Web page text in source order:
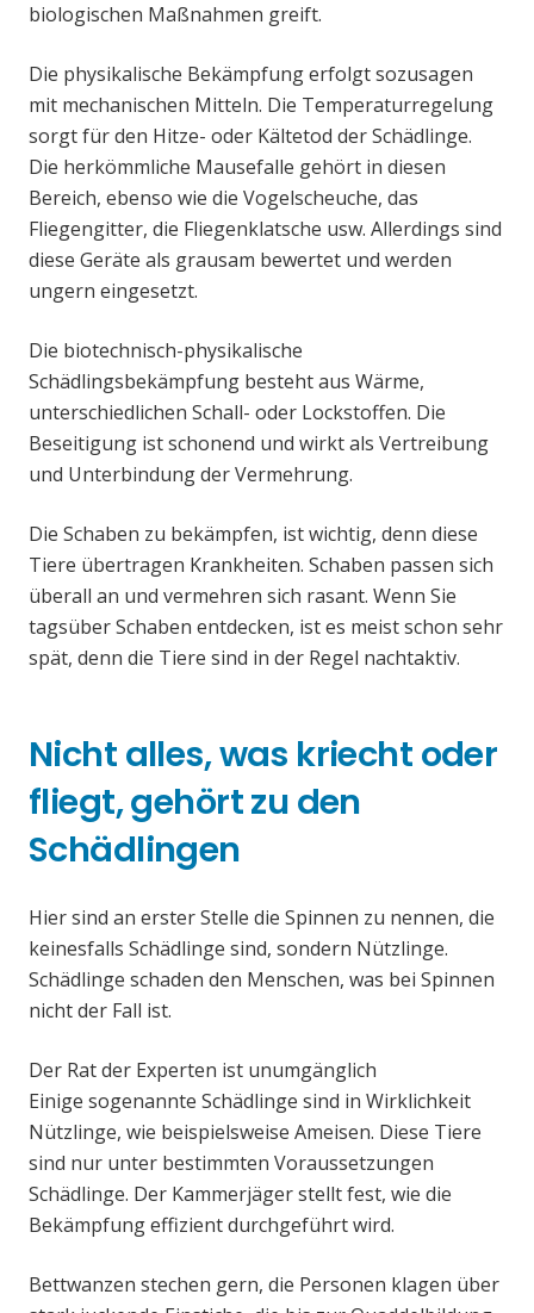
biologischen Maßnahmen greift.
Die physikalische Bekämpfung erfolgt sozusagen
mit mechanischen Mitteln. Die Temperaturregelung
sorgt für den Hitze- oder Kältetod der Schädlinge.
Die herkömmliche Mausefalle gehört in diesen
Bereich, ebenso wie die Vogelscheuche, das
Fliegengitter, die Fliegenklatsche usw. Allerdings sind
diese Geräte als grausam bewertet und werden
ungern eingesetzt.
Die biotechnisch-physikalische
Schädlingsbekämpfung besteht aus Wärme,
unterschiedlichen Schall- oder Lockstoffen. Die
Beseitigung ist schonend und wirkt als Vertreibung
und Unterbindung der Vermehrung.
Die Schaben zu bekämpfen, ist wichtig, denn diese
Tiere übertragen Krankheiten. Schaben passen sich
überall an und vermehren sich rasant. Wenn Sie
tagsüber Schaben entdecken, ist es meist schon sehr
spät, denn die Tiere sind in der Regel nachtaktiv.
Nicht alles, was kriecht oder
fliegt, gehört zu den
Schädlingen
Hier sind an erster Stelle die Spinnen zu nennen, die
keinesfalls Schädlinge sind, sondern Nützlinge.
Schädlinge schaden den Menschen, was bei Spinnen
nicht der Fall ist.
Der Rat der Experten ist unumgänglich
Einige sogenannte Schädlinge sind in Wirklichkeit
Nützlinge, wie beispielsweise Ameisen. Diese Tiere
sind nur unter bestimmten Voraussetzungen
Schädlinge. Der Kammerjäger stellt fest, wie die
Bekämpfung effizient durchgeführt wird.
Bettwanzen stechen gern, die Personen klagen über